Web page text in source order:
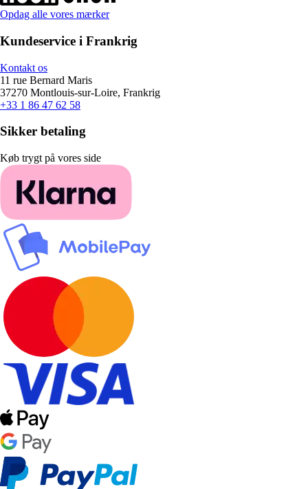
Opdag alle vores mærker
Kundeservice i Frankrig
Kontakt os
11 rue Bernard Maris
37270 Montlouis-sur-Loire, Frankrig
+33 1 86 47 62 58
Sikker betaling
Køb trygt på vores side